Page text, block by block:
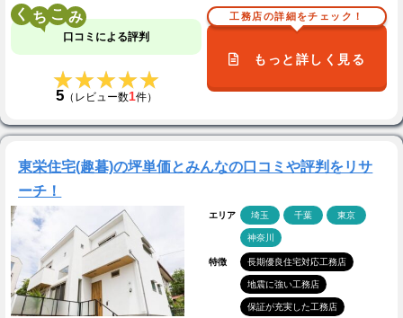
く こ
口コミによる評判
★★★★★
★★★★★
5（レビュー数1件）
工務店の詳細をチェック！
もっと詳しく見る
東栄住宅(趣暮)の坪単価とみんなの口コミや評判をリサ
ーチ！
エリア 埼玉 千葉 東京
神奈川
特徴 長期優良住宅対応工務店
地震に強い工務店
保証が充実した工務店